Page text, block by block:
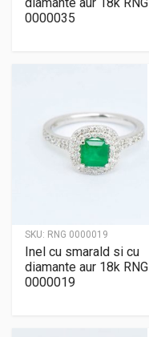
0000035
SKU: RNG 0000019
Inel cu smarald si cu
diamante aur 18k RNG
0000019